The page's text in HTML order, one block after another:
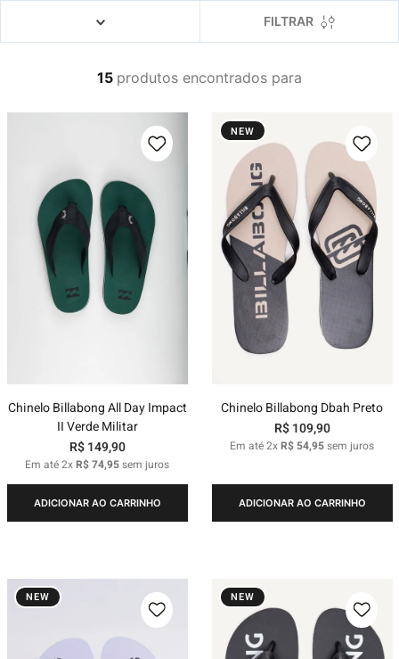
FILTRAR
15 produtos
Chinelo Billabong All Day Impact
II Verde Militar
R$ 149,90
Em até2xR$74,95sem juros
ADICIONAR AO CARRINHO
NEW
Chinelo Billabong Dbah Preto
R$ 109,90
Em até2xR$ 54,95sem juros
ADICIONAR AO CARRINHO
NEW NEW
4º
boardshort
bermuda
º chinelo